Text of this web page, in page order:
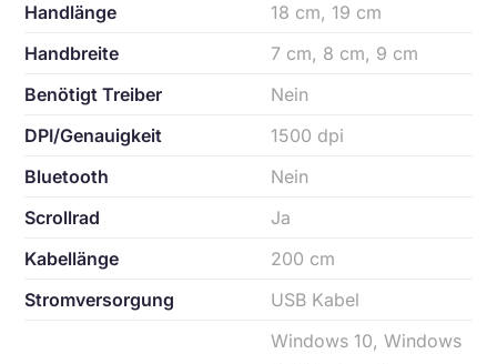
Handlänge
18 cm, 19 cm
Handbreite
7 cm, 8 cm, 9 cm
Benötigt Treiber
Nein
DPI/Genauigkeit
1500 dpi
Bluetooth
Nein
Scrollrad
Ja
Kabellänge
200 cm
Stromversorgung
USB Kabel
Windows 10, Windows